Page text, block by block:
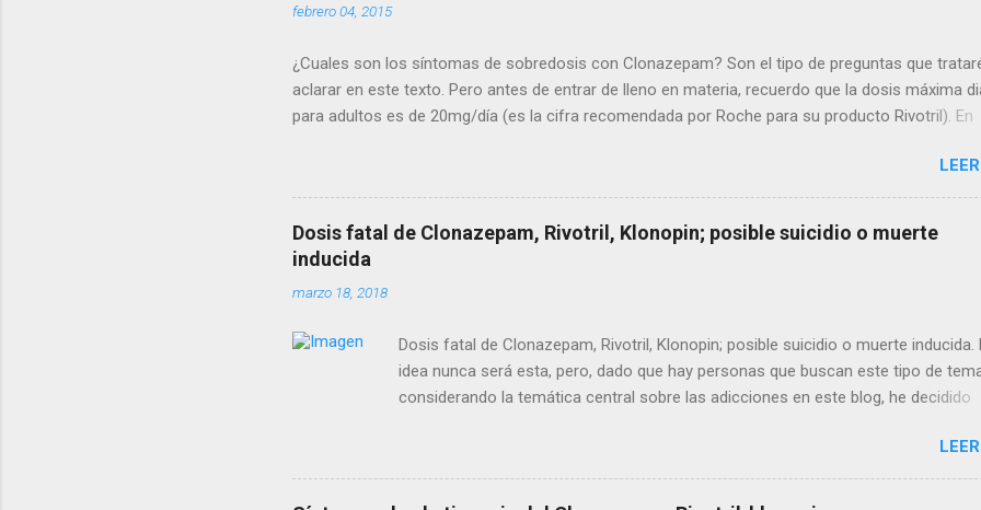
febrero 04, 2015
¿Cuales son los síntomas de sobredosis con Clonazepam? Son el tipo de preguntas que
aclarar en este texto. Pero antes de entrar de lleno en materia, recuerdo que la dosis máxima
para adultos es de 20mg/día (es la cifra recomendada por Roche para su producto Rivotril). En
para las benzodiazepinas en general pero estos son algunos de sus signos característicos:
Somnolencia (dificultad para permanecer despierto) Confusión mental Náuseas (malestar con
involuntarias de vomitar) Funciones motrices deterioradas como puede ser alteración de los
deterioro de la coordinación, alteración del equilibrio, mareo. Depresión respiratoria Hipotensión
intenso, confusión, debilidad muscular y desmayo. En el caso de pacientes de edad avanzada,
Dosis fatal de Clonazepam, Rivotril, Klonopin; posible suicidio o muerte
inducida
marzo 18, 2018
Dosis fatal de Clonazepam, Rivotril, Klonopin; posible suicidio o muerte inducida.
idea nunca será esta, pero, dado que hay personas que buscan este tipo de
considerando la temática central sobre las adicciones en este blog, he decidido